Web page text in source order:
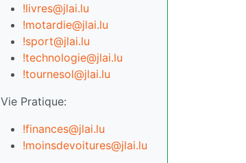
!livres@jlai.lu
!motardie@jlai.lu
!sport@jlai.lu
!technologie@jlai.lu
!tournesol@jlai.lu
Vie Pratique:
!finances@jlai.lu
!moinsdevoitures@jlai.lu